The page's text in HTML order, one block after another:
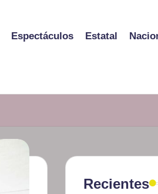
Espectáculos Estatal
Recientes